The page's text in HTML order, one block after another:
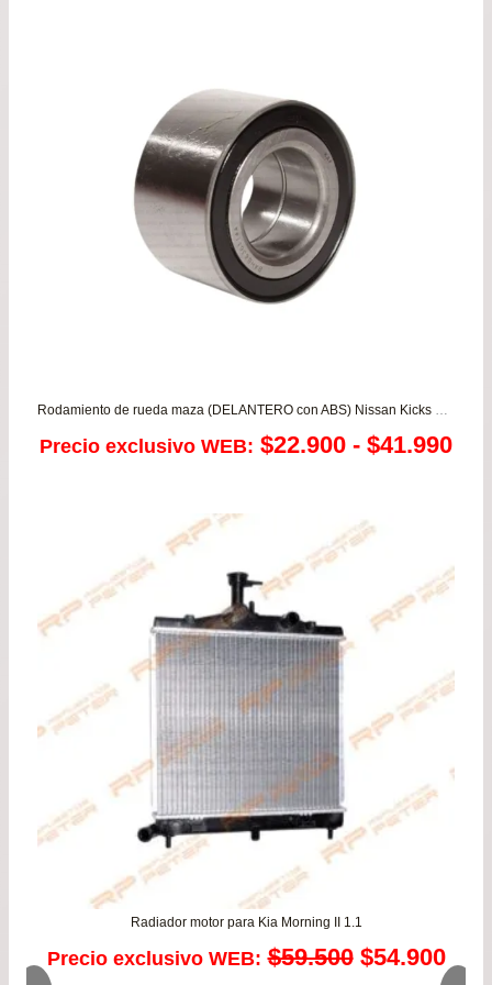
Rodamiento de rueda maza (DELANTERO con ABS) Nissan Kicks – March – Versa 1.6 / Renault Captur 900 – Clio 1.2 – Megane 1.6 – New Symbol 1.6
Precio exclusivo WEB: $22.900 - $41.990
Radiador motor para Kia Morning II 1.1
Precio exclusivo WEB: $59.500 El
$54.900El